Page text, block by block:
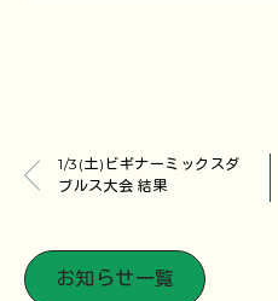
1/3(土)ビギナーミックスダ
ブルス大会 結果
お知らせ一覧